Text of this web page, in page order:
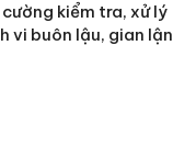
kiểm tra, xử lý
vi buôn lậu, gian lận